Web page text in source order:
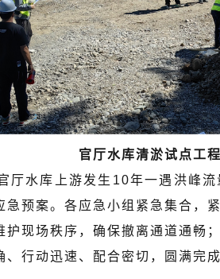
官厅水库清淤试点工
厅水库上游发生10年一遇洪峰
急预案。各应急小组紧急集合，
护现场秩序，确保撤离通道通畅
行动迅速、配合密切，圆满完成